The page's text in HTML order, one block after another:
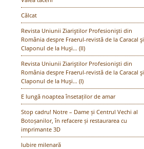
Călcat
Revista Uniunii Ziariştilor Profesionişti din
România despre Fraerul-revistă de la Caracal şi
Claponul de la Huşi… (II)
Revista Uniunii Ziariştilor Profesionişti din
România despre Fraerul-revistă de la Caracal şi
Claponul de la Huşi… (I)
E lungă noaptea însetaților de amar
Stop cadru! Notre – Dame și Centrul Vechi al
Botoșanilor, în refacere și restaurarea cu
imprimante 3D
Iubire milenară